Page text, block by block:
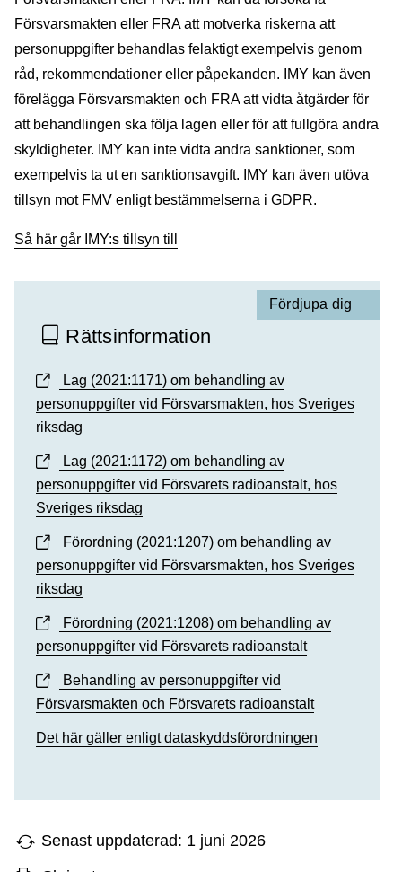
Försvarsmakten eller FRA att motverka riskerna att
personuppgifter behandlas felaktigt exempelvis genom
råd, rekommendationer eller påpekanden. IMY kan även
förelägga Försvarsmakten och FRA att vidta åtgärder för
att behandlingen ska följa lagen eller för att fullgöra andra
skyldigheter. IMY kan inte vidta andra sanktioner, som
exempelvis ta ut en sanktionsavgift. IMY kan även utöva
tillsyn mot FMV enligt bestämmelserna i GDPR.
Så här går IMY:s tillsyn till
Rättsinformation
Fördjupa dig
Lag (2021:1171) om behandling av
personuppgifter vid Försvarsmakten, hos Sveriges
riksdag
Lag (2021:1172) om behandling av
personuppgifter vid Försvarets radioanstalt, hos
Sveriges riksdag
Förordning (2021:1207) om behandling av
personuppgifter vid Försvarsmakten, hos Sveriges
riksdag
Förordning (2021:1208) om behandling av
personuppgifter vid Försvarets radioanstalt
Behandling av personuppgifter vid
Försvarsmakten och Försvarets radioanstalt
Det här gäller enligt dataskyddsförordningen
Senast uppdaterad: 1 juni 2026